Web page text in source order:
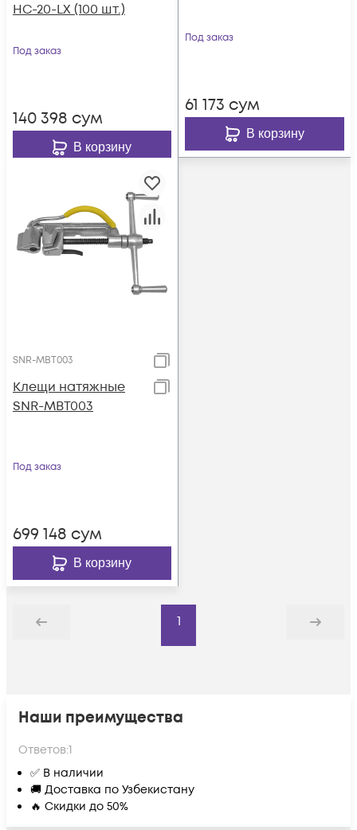
НС-20-LX (100 шт.)
Под заказ
140 398 сум
В корзину
Под заказ
61 173 сум
В корзину
SNR-MBT003
Клещи натяжные
SNR-MBT003
Под заказ
699 148 сум
В корзину
Назад
1
Дальше
Наши преимущества
Ответов:1
✅ В наличии
🚚 Доставка по Узбекистану
🔥 Скидки до 50%